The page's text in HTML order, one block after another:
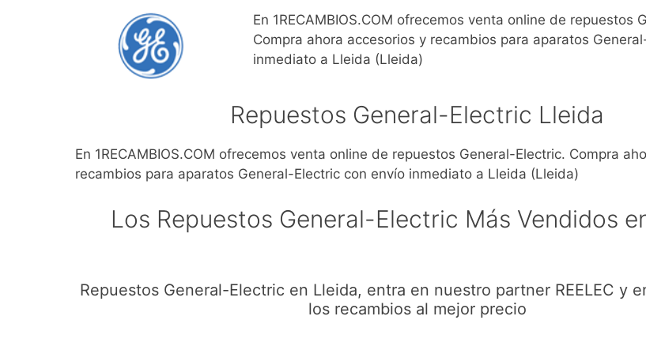
En 1RECAMBIOS.COM ofrecemos venta online de repuestos
Compra ahora accesorios y recambios para aparatos
inmediato a Lleida (Lleida)
Repuestos General-Electric Lleida
En 1RECAMBIOS.COM ofrecemos venta online de repuestos General-Electric. Compra
recambios para aparatos General-Electric con envío inmediato a Lleida (Lleida)
Los Repuestos General-Electric Más Vendidos
Repuestos General-Electric en Lleida, entra en nuestro partner REELEC y
los recambios al mejor precio